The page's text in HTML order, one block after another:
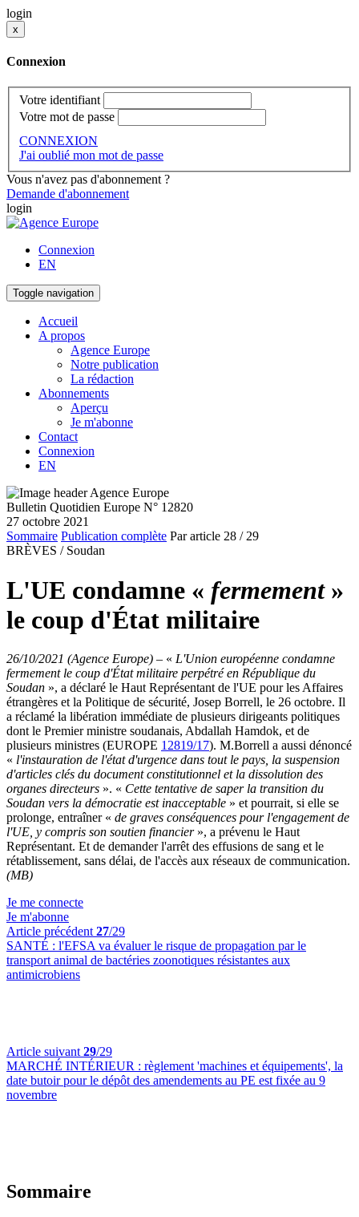
login
x
Connexion
Votre identifiant
Votre mot de passe
CONNEXION
J'ai oublié mon mot de passe
Vous n'avez pas d'abonnement ?
Demande d'abonnement
login
Connexion
EN
Toggle navigation
Accueil
A propos
Agence Europe
Notre publication
La rédaction
Abonnements
Aperçu
Je m'abonne
Contact
Connexion
EN
Bulletin Quotidien Europe N° 12820
27 octobre 2021
Sommaire Publication complète Par article 28 / 29
BRÈVES / Soudan
L'UE condamne « fermement »
le coup d'État militaire
26/10/2021 (Agence Europe) – « L'Union européenne condamne
fermement le coup d'État militaire perpétré en République du
Soudan », a déclaré le Haut Représentant de l'UE pour les Affaires
étrangères et la Politique de sécurité, Josep Borrell, le 26 octobre. Il
a réclamé la libération immédiate de plusieurs dirigeants politiques
dont le Premier ministre soudanais, Abdallah Hamdok, et de
plusieurs ministres (EUROPE 12819/17). M.Borrell a aussi dénoncé
« l'instauration de l'état d'urgence dans tout le pays, la suspension
d'articles clés du document constitutionnel et la dissolution des
organes directeurs ». « Cette tentative de saper la transition du
Soudan vers la démocratie est inacceptable » et pourrait, si elle se
prolonge, entraîner « de graves conséquences pour l'engagement de
l'UE, y compris son soutien financier », a prévenu le Haut
Représentant. Et de demander l'arrêt des effusions de sang et le
rétablissement, sans délai, de l'accès aux réseaux de communication.
(MB)
Je me connecte
Je m'abonne
Article précédent 27/29
SANTÉ : l'EFSA va évaluer le risque de propagation par le
transport animal de bactéries zoonotiques résistantes aux
antimicrobiens
Article suivant 29/29
MARCHÉ INTÉRIEUR : règlement 'machines et équipements', la
date butoir pour le dépôt des amendements au PE est fixée au 9
novembre
Sommaire